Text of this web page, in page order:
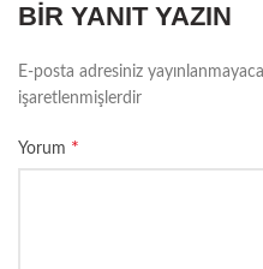
BIR YANIT YAZIN
E-posta adresiniz
işaretlenmişlerdir
Yorum *